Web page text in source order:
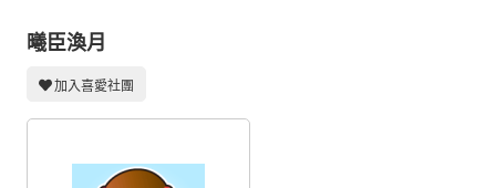
攤位轉讓區
會員功能選單
會員中心
曦臣渙月
加入喜愛社團